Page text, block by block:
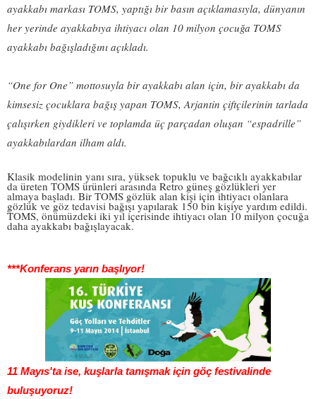
ayakkabı markası TOMS, yaptığı bir basın açıklamasıyla, dünyanın
her yerinde ayakkabıya ihtiyacı olan 10 milyon çocuğa TOMS
ayakkabı bağışladığını açıkladı.
“One for One” mottosuyla bir ayakkabı alan için, bir ayakkabı da
kimsesiz çocuklara bağış yapan TOMS, Arjantin çiftçilerinin tarlada
çalışırken giydikleri ve toplamda üç parçadan oluşan “espadrille”
ayakkabılardan ilham aldı.
Klasik modelinin yanı sıra, yüksek topuklu ve bağcıklı ayakkabılar
da üreten TOMS ürünleri arasında Retro güneş gözlükleri yer
almaya başladı. Bir TOMS gözlük alan kişi için ihtiyacı olanlara
gözlük ve göz tedavisi bağışı yapılarak 150 bin kişiye yardım edildi.
TOMS, önümüzdeki iki yıl içerisinde ihtiyacı olan 10 milyon çocuğa
daha ayakkabı bağışlayacak.
***Konferans yarın başlıyor!
11 Mayıs'ta ise, kuşlarla tanışmak için göç festivalinde
buluşuyoruz!